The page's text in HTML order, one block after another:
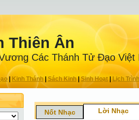
Thiên Ân
Các Thánh Tử Ðạo Việt
| Kinh Thánh Sách Kinh|Sinh Hoạt| Lịch Trình
Nốt Nhạc Lời Nhạc